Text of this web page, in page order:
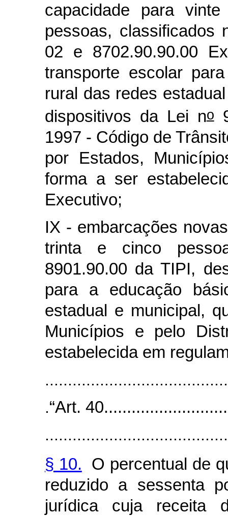
capacidade para
pessoas, classificados
02 e 8702.90.90.00
transporte escolar
rural das redes
dispositivos da Lei no
1997 - Código de
por Estados,
forma a ser
Executivo;
IX - embarcações
trinta e cinco
8901.90.00 da TIPI,
para a educação
estadual e municipal,
Municípios e pelo
estabelecida em
.“Art.
§ 10. O percentual de
reduzido a sessenta
jurídica cuja receita